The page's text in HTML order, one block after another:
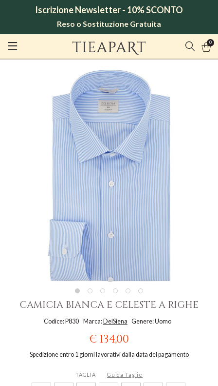
Iscrizione Newsletter - 10% SCONTO
Reso o Sostituzione Gratuita
0
CAMICIA BIANCA E CELESTE A RIGHE
Codice: P830 Marca: DelSiena Genere: Uomo
€ 134,00
Spedizione entro 1 giorni lavorativi dalla data del pagamento
TAGLIA Guida Taglie